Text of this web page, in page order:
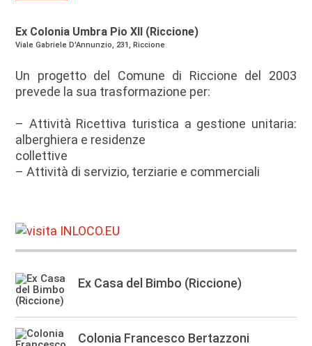
Ex Colonia Umbra Pio XII (Riccione)
Viale Gabriele D'Annunzio, 231, Riccione
Un progetto del Comune di Riccione del 2003
prevede la sua trasformazione per:
– Attività Ricettiva turistica a gestione unitaria:
alberghiera e residenze
collettive
– Attività di servizio, terziarie e commerciali
Ex Casa del Bimbo (Riccione)
Colonia Francesco Bertazzoni